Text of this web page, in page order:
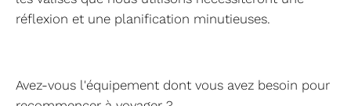
réflexion et une planification minutieuses.
Avez-vous l'équipement dont vous avez besoin pour